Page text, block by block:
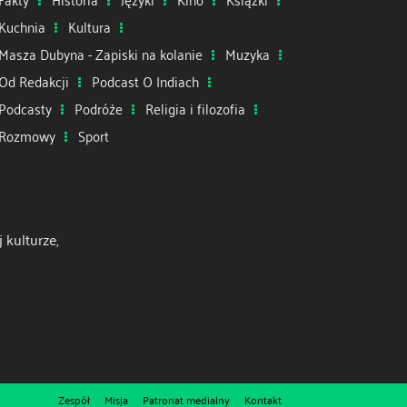
Kuchnia
Kultura
Masza Dubyna - Zapiski na kolanie
Muzyka
Od Redakcji
Podcast O Indiach
Podcasty
Podróże
Religia i filozofia
Rozmowy
Sport
Zespół Misja Patronat medialny Kontakt